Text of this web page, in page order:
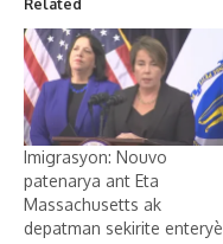
Related
Imigrasyon: Nouvo
patenarya ant Eta
Massachusetts ak
depatman sekirite enteryè